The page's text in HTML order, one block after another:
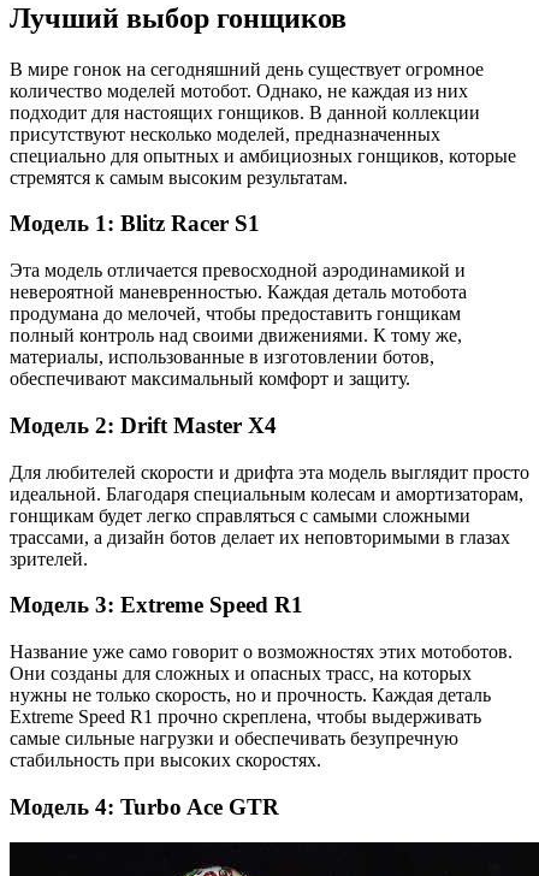
Лучший выбор гонщиков
В мире гонок на сегодняшний день существует огромное
количество моделей мотобот. Однако, не каждая из них
подходит для настоящих гонщиков. В данной коллекции
присутствуют несколько моделей, предназначенных
специально для опытных и амбициозных гонщиков, которые
стремятся к самым высоким результатам.
Модель 1: Blitz Racer S1
Эта модель отличается превосходной аэродинамикой и
невероятной маневренностью. Каждая деталь мотобота
продумана до мелочей, чтобы предоставить гонщикам
полный контроль над своими движениями. К тому же,
материалы, использованные в изготовлении ботов,
обеспечивают максимальный комфорт и защиту.
Модель 2: Drift Master X4
Для любителей скорости и дрифта эта модель выглядит просто
идеальной. Благодаря специальным колесам и амортизаторам,
гонщикам будет легко справляться с самыми сложными
трассами, а дизайн ботов делает их неповторимыми в глазах
зрителей.
Модель 3: Extreme Speed R1
Название уже само говорит о возможностях этих мотоботов.
Они созданы для сложных и опасных трасс, на которых
нужны не только скорость, но и прочность. Каждая деталь
Extreme Speed R1 прочно скреплена, чтобы выдерживать
самые сильные нагрузки и обеспечивать безупречную
стабильность при высоких скоростях.
Модель 4: Turbo Ace GTR